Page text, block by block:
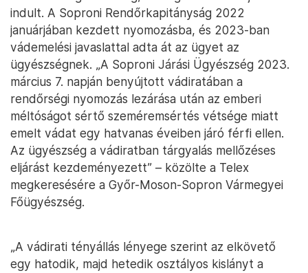
indult. A Soproni Rendőrkapitányság 2022
januárjában kezdett nyomozásba, és 2023-ban
vádemelési javaslattal adta át az ügyet az
ügyészségnek. „A Soproni Járási Ügyészség 2023.
március 7. napján benyújtott vádiratában a
rendőrségi nyomozás lezárása után az emberi
méltóságot sértő szeméremsértés vétsége miatt
emelt vádat egy hatvanas éveiben járó férfi ellen.
Az ügyészség a vádiratban tárgyalás mellőzéses
eljárást kezdeményezett” – közölte a Telex
megkeresésére a Győr-Moson-Sopron Vármegyei
Főügyészség.
„A vádirati tényállás lényege szerint az elkövető
egy hatodik, majd hetedik osztályos kislányt a